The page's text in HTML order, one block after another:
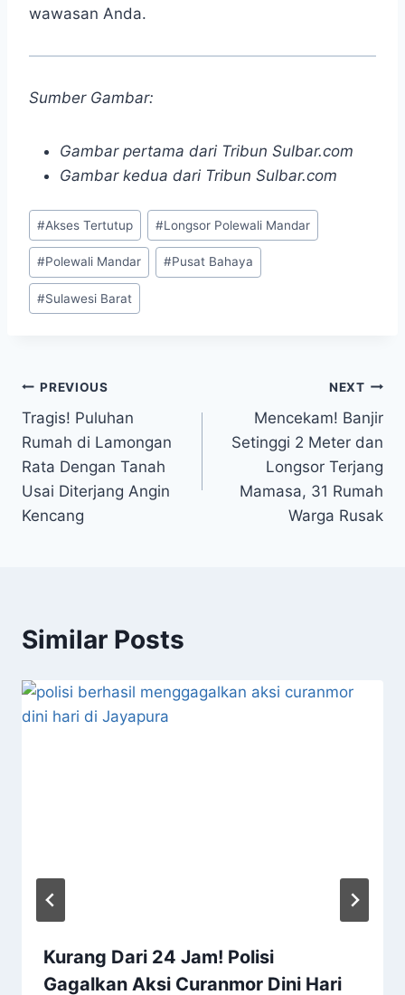
wawasan Anda.
Sumber Gambar:
Gambar pertama dari Tribun Sulbar.com
Gambar kedua dari Tribun Sulbar.com
Post
Tags:
#Akses Tertutup #Longsor Polewali Mandar
#Polewali Mandar #Pusat Bahaya
#Sulawesi Barat
Post
navigation
PREVIOUS
Tragis! Puluhan
Rumah di Lamongan
Rata Dengan Tanah
Usai Diterjang Angin
Kencang
NEXT
Mencekam! Banjir
Setinggi 2 Meter dan
Longsor Terjang
Mamasa, 31 Rumah
Warga Rusak
Similar Posts
Kurang Dari 24 Jam! Polisi
Gagalkan Aksi Curanmor Dini Hari